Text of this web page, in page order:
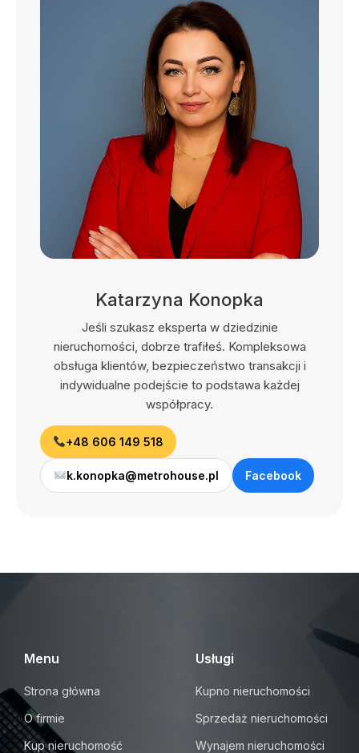
Katarzyna Konopka
Jeśli szukasz eksperta w dziedzinie
nieruchomości, dobrze trafiłeś. Kompleksowa
obsługa klientów, bezpieczeństwo transakcji i
indywidualne podejście to podstawa każdej
współpracy.
+48 606 149 518
k.konopka@metrohouse.pl Facebook
Menu
Strona główna
O firmie
Kup nieruchomość
Usługi
Kupno nieruchomości
Sprzedaż nieruchomości
Wynajem nieruchomości